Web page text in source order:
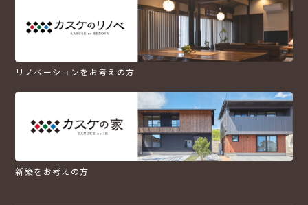
リノベーションをお考えの方
新築をお考えの方